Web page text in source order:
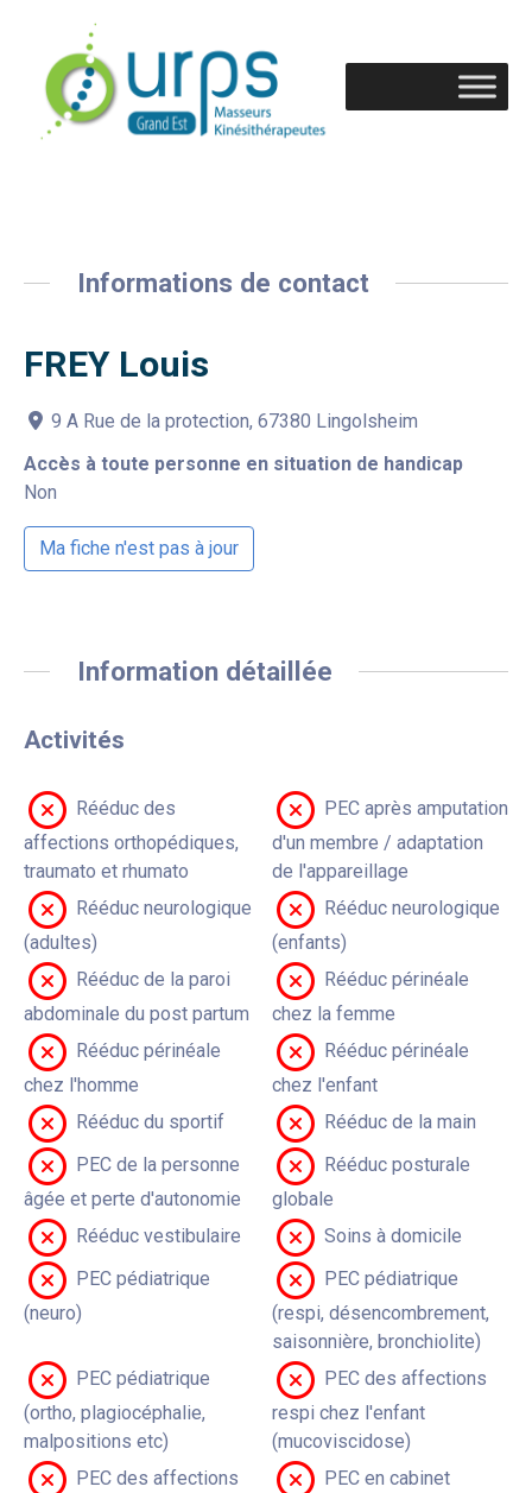
Informations de contact
FREY Louis
9 A Rue de la protection, 67380 Lingolsheim
Accès à toute personne en situation de handicap
Non
Ma fiche n'est pas à jour
Information détaillée
Activités
Rééduc des
affections orthopédiques,
traumato et rhumato
PEC après amputation
d'un membre / adaptation
de l'appareillage
Rééduc neurologique
(adultes)
Rééduc neurologique
(enfants)
Rééduc de la paroi
abdominale du post partum
Rééduc périnéale
chez la femme
Rééduc périnéale
chez l'homme
Rééduc périnéale
chez l'enfant
Rééduc du sportif
Rééduc de la main
PEC de la personne
âgée et perte d'autonomie
Rééduc posturale
globale
Rééduc vestibulaire
Soins à domicile
PEC pédiatrique
(neuro)
PEC pédiatrique
(respi, désencombrement,
saisonnière, bronchiolite)
PEC pédiatrique
(ortho, plagiocéphalie,
malpositions etc)
PEC des affections
respi chez l'enfant
(mucoviscidose)
PEC des affections
PEC en cabinet